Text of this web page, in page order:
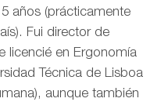
años (prácticamente
Fui director de
licencié en Ergonomía
Técnica de Lisboa
aunque también